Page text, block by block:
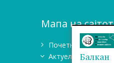
Мапа на сајтот
Почетна
АктуелноБалкан